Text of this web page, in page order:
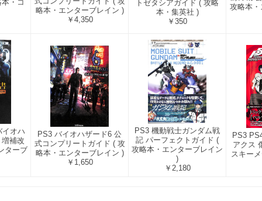
・コ
略本・エンターブレイン )
￥4,350
トゼタシアガイド ( 攻略
本・集英社 )
￥350
攻略本
オハ
補改
ターブ
PS3 バイオハザード6 公
式コンプリートガイド ( 攻
略本・エンターブレイン )
￥1,650
PS3 機動戦士ガンダム戦
記 パーフェクトガイド (
攻略本・エンターブレイン
)
￥2,180
PS3
アクス
スキー